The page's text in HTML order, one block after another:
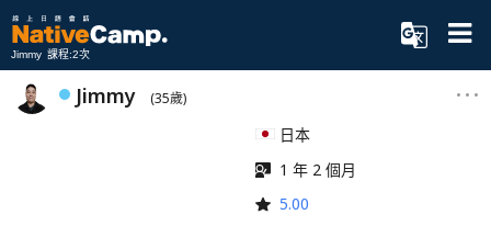
Jimmy 課程:2次
Jimmy (35歲)
日本
1 年 2 個月
5.00